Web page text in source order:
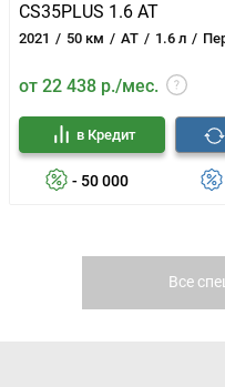
CS35PLUS 1.6 AT
2021 50 км AT 1.6 л
от 22 438 р./мес.
- 50 000
в Кредит
Все